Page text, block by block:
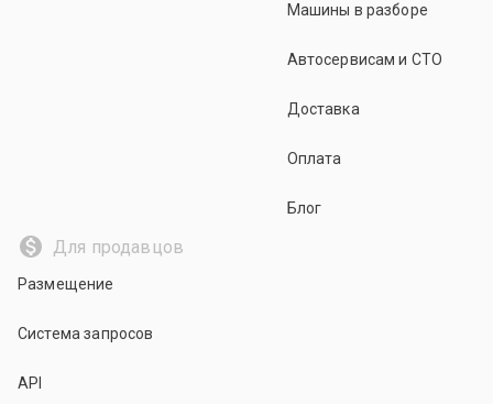
Машины в разборе
Автосервисам и СТО
Доставка
Оплата
Блог
Для продавцов
Размещение
Система запросов
API